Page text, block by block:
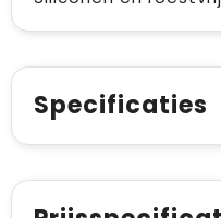
Specificaties